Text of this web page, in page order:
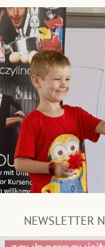
NEWSLETTER